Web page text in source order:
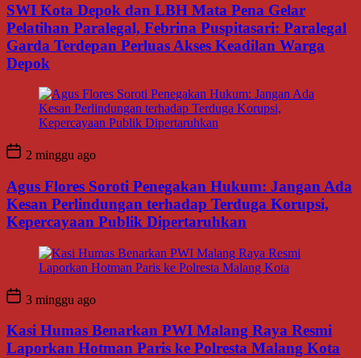
SWI Kota Depok dan LBH Mata Pena Gelar
Pelatihan Paralegal, Febrina Puspitasari: Paralegal
Garda Terdepan Perluas Akses Keadilan Warga
Depok
2 minggu ago
Agus Flores Soroti Penegakan Hukum: Jangan Ada
Kesan Perlindungan terhadap Terduga Korupsi,
Kepercayaan Publik Dipertaruhkan
3 minggu ago
Kasi Humas Benarkan PWI Malang Raya Resmi
Laporkan Hotman Paris ke Polresta Malang Kota